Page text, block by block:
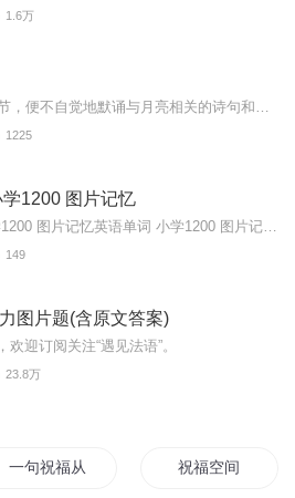
1.6万
1225
1200 图片记忆
149
图片题(含原文答案)
迎订阅关注“遇见法语”。
23.8万
一句祝福从此不见 祝福空间